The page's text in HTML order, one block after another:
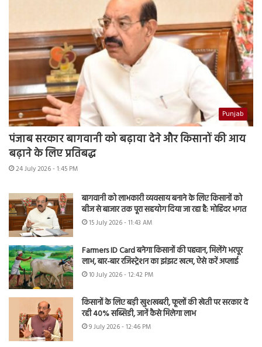
Punjab
पंजाब सरकार बागवानी को बढ़ावा देने और किसानों की आय
बढ़ाने के लिए प्रतिबद्ध
24 July 2026 - 1:45 PM
बागवानी को लाभकारी व्यवसाय बनाने के लिए किसानों को
बीज से बाजार तक पूरा सहयोग दिया जा रहा है: मोहिंदर भगत
15 July 2026 - 11:43 AM
Farmers ID Card बनेगा किसानों की पहचान, मिलेंगे भरपूर
लाभ, बार-बार रजिस्ट्रेशन का झंझट खत्म, ऐसे करें अप्लाई
10 July 2026 - 12:42 PM
किसानों के लिए बड़ी खुशखबरी, फूलों की खेती पर सरकार दे
रही 40% सब्सिडी, जानें कैसे मिलेगा लाभ
9 July 2026 - 12:46 PM